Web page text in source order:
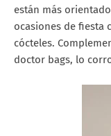
están más
ocasiones de fiesta
cócteles.
doctor bags, lo